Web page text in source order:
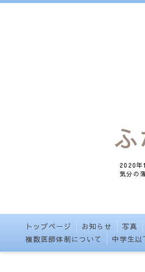
2020年
気分の
トップページ お知らせ 写真
複数医師体制について
中学生以